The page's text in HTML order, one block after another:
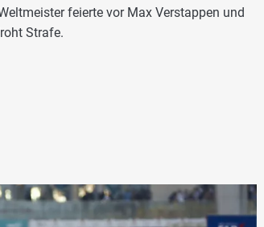
feierte vor Max Verstappen und
Strafe.